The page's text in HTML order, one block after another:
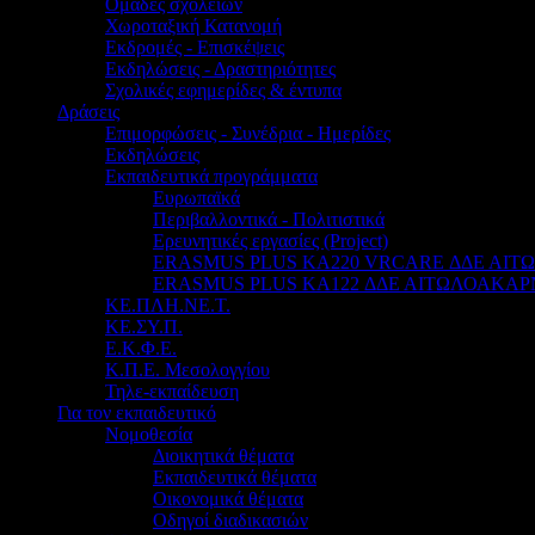
Χωροταξική Κατανομή
Εκδρομές - Επισκέψεις
Εκδηλώσεις - Δραστηριότητες
Σχολικές εφημερίδες & έντυπα
Δράσεις
Επιμορφώσεις - Συνέδρια - Ημερίδες
Εκδηλώσεις
Εκπαιδευτικά προγράμματα
Ευρωπαϊκά
Περιβαλλοντικά - Πολιτιστικά
Ερευνητικές εργασίες (Project)
ERASMUS PLUS KA220 VRCARE ΔΔΕ
ERASMUS PLUS KA122 ΔΔΕ
ΚΕ.ΠΛΗ.ΝΕ.Τ.
ΚΕ.ΣΥ.Π.
Ε.Κ.Φ.Ε.
Κ.Π.Ε. Μεσολογγίου
Τηλε-εκπαίδευση
Για τον εκπαιδευτικό
Νομοθεσία
Διοικητικά θέματα
Εκπαιδευτικά θέματα
Οικονομικά θέματα
Οδηγοί διαδικασιών